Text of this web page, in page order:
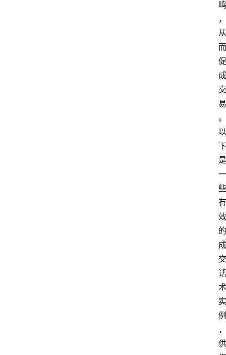
鸣
，
从
而
促
成
交
易
。
以
下
是
一
些
有
效
的
成
交
话
术
实
例
，
供